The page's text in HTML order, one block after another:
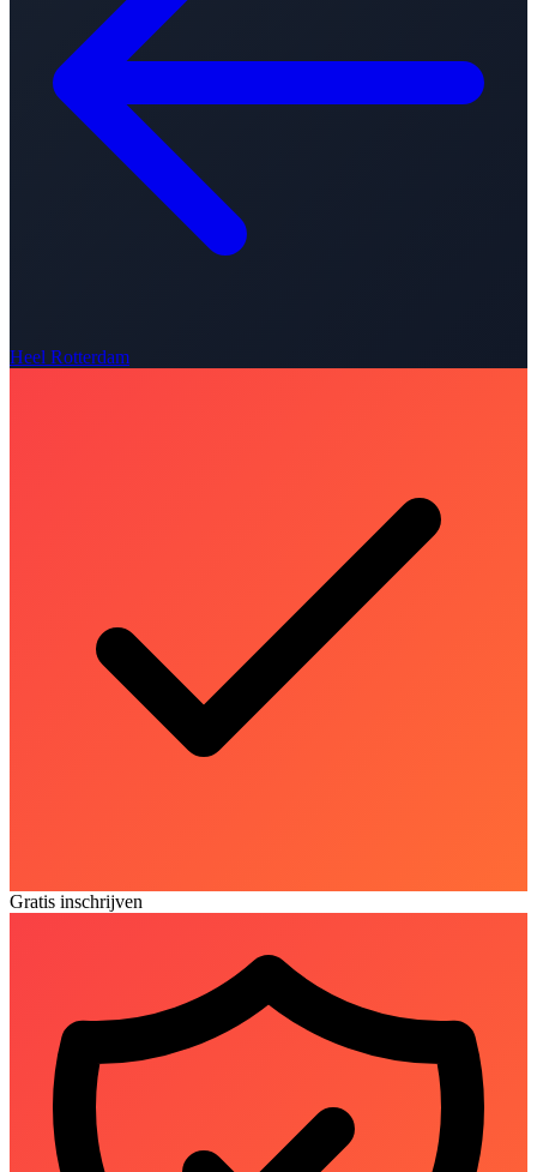
Heel Rotterdam
Gratis inschrijven